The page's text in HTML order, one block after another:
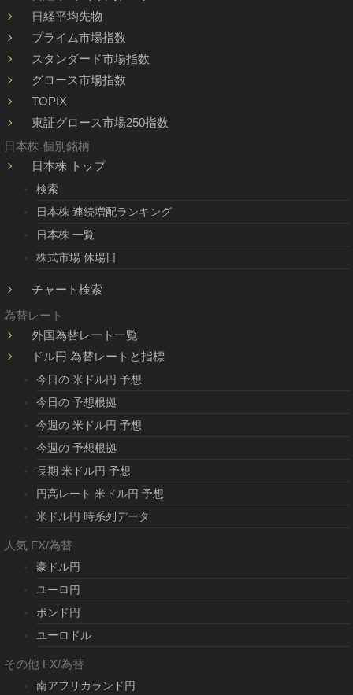
日経平均先物
プライム市場指数
スタンダード市場指数
グロース市場指数
TOPIX
東証グロース市場250指数
日本株 個別銘柄
日本株 トップ
検索
日本株 連続増配ランキング
日本株 一覧
株式市場 休場日
チャート検索
為替レート
外国為替レート一覧
ドル円 為替レートと指標
今日の 米ドル円 予想
今日の 予想根拠
今週の 米ドル円 予想
今週の 予想根拠
長期 米ドル円 予想
円高レート 米ドル円 予想
米ドル円 時系列データ
人気 FX/為替
豪ドル円
ユーロ円
ポンド円
ユーロドル
その他 FX/為替
南アフリカランド円